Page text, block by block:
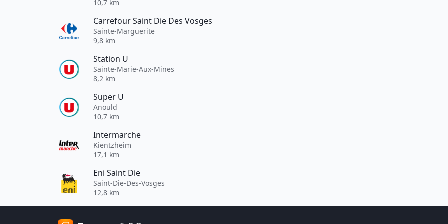
10,7 km
Carrefour Saint Die Des Vosges
Sainte-Marguerite
9,8 km
Station U
Sainte-Marie-Aux-Mines
8,2 km
Super U
Anould
10,7 km
Intermarche
Kientzheim
17,1 km
Eni Saint Die
Saint-Die-Des-Vosges
12,8 km